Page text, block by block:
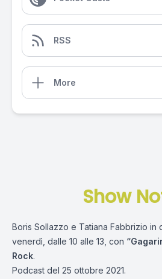
RSS
More
Show
Boris Sollazzo e Tatiana Fabbrizio in
venerdì, dalle 10 alle 13, con
Rock.
Podcast del 25 ottobre 2021.